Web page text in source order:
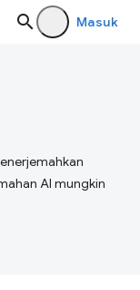
Masuk
AI mungkin